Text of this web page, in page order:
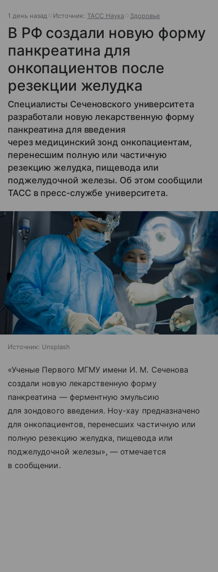
1 день назад Источник: ТАСС Наука Здоровье
В РФ создали новую форму
панкреатина для
онкопациентов после
резекции желудка
Специалисты Сеченовского университета
разработали новую лекарственную форму
панкреатина для введения
через медицинский зонд онкопациентам,
перенесшим полную или частичную
резекцию желудка, пищевода или
поджелудочной железы. Об этом сообщили
ТАСС в пресс-службе университета.
Источник: Unsplash
«Ученые Первого МГМУ имени И. М. Сеченова
создали новую лекарственную форму
панкреатина — ферментную эмульсию
для зондового введения. Ноу-хау предназначено
для онкопациентов, перенесших частичную или
полную резекцию желудка, пищевода или
поджелудочной железы», — отмечается
в сообщении.